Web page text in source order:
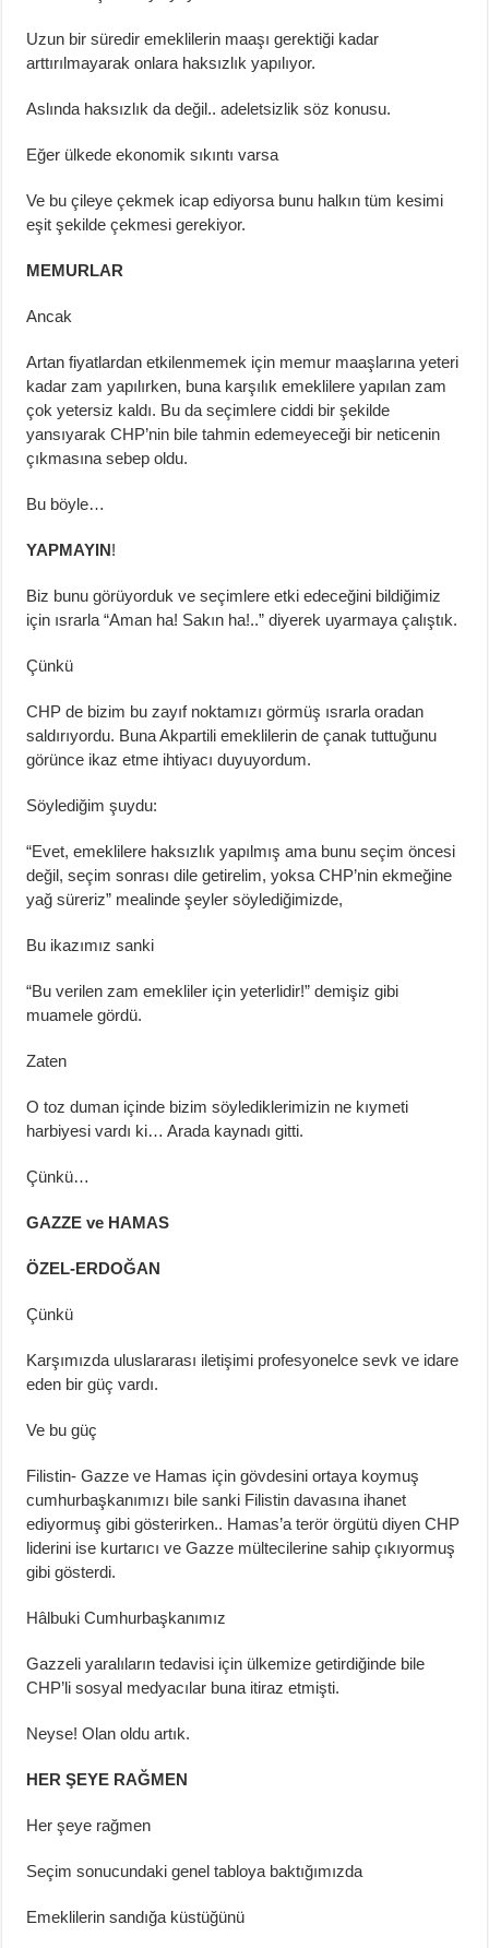
Uzun bir süredir emeklilerin maaşı gerektiği kadar
arttırılmayarak onlara haksızlık yapılıyor.
Aslında haksızlık da değil.. adeletsizlik söz konusu.
Eğer ülkede ekonomik sıkıntı varsa
Ve bu çileye çekmek icap ediyorsa bunu halkın tüm kesimi
eşit şekilde çekmesi gerekiyor.
MEMURLAR
Ancak
Artan fiyatlardan etkilenmemek için memur maaşlarına yeteri
kadar zam yapılırken, buna karşılık emeklilere yapılan zam
çok yetersiz kaldı. Bu da seçimlere ciddi bir şekilde
yansıyarak CHP’nin bile tahmin edemeyeceği bir neticenin
çıkmasına sebep oldu.
Bu böyle…
YAPMAYIN!
Biz bunu görüyorduk ve seçimlere etki edeceğini bildiğimiz
için ısrarla “Aman ha! Sakın ha!..” diyerek uyarmaya çalıştık.
Çünkü
CHP de bizim bu zayıf noktamızı görmüş ısrarla oradan
saldırıyordu. Buna Akpartili emeklilerin de çanak tuttuğunu
görünce ikaz etme ihtiyacı duyuyordum.
Söylediğim şuydu:
“Evet, emeklilere haksızlık yapılmış ama bunu seçim öncesi
değil, seçim sonrası dile getirelim, yoksa CHP’nin ekmeğine
yağ süreriz” mealinde şeyler söylediğimizde,
Bu ikazımız sanki
“Bu verilen zam emekliler için yeterlidir!” demişiz gibi
muamele gördü.
Zaten
O toz duman içinde bizim söylediklerimizin ne kıymeti
harbiyesi vardı ki… Arada kaynadı gitti.
Çünkü…
GAZZE ve HAMAS
ÖZEL-ERDOĞAN
Çünkü
Karşımızda uluslararası iletişimi profesyonelce sevk ve idare
eden bir güç vardı.
Ve bu güç
Filistin- Gazze ve Hamas için gövdesini ortaya koymuş
cumhurbaşkanımızı bile sanki Filistin davasına ihanet
ediyormuş gibi gösterirken.. Hamas’a terör örgütü diyen CHP
liderini ise kurtarıcı ve Gazze mültecilerine sahip çıkıyormuş
gibi gösterdi.
Hâlbuki Cumhurbaşkanımız
Gazzeli yaralıların tedavisi için ülkemize getirdiğinde bile
CHP’li sosyal medyacılar buna itiraz etmişti.
Neyse! Olan oldu artık.
HER ŞEYE RAĞMEN
Her şeye rağmen
Seçim sonucundaki genel tabloya baktığımızda
Emeklilerin sandığa küstüğünü